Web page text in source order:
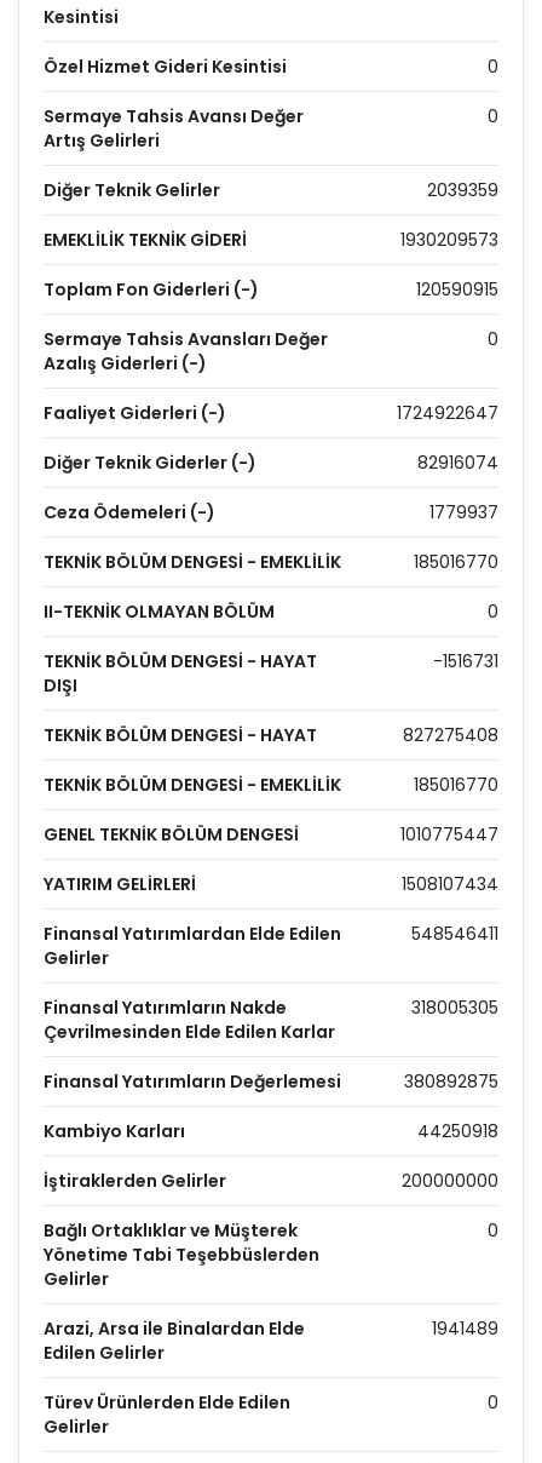
Kesintisi
Özel Hizmet Gideri Kesintisi 0
Sermaye Tahsis Avansı Değer
Artış Gelirleri
0
Diğer Teknik Gelirler 2039359
EMEKLİLİK TEKNİK GİDERİ 1930209573
Toplam Fon Giderleri (-) 120590915
Sermaye Tahsis Avansları Değer
Azalış Giderleri (-)
0
Faaliyet Giderleri (-) 1724922647
Diğer Teknik Giderler (-) 82916074
Ceza Ödemeleri (-) 1779937
TEKNİK BÖLÜM DENGESİ - EMEKLİLİK 185016770
II-TEKNİK OLMAYAN BÖLÜM 0
TEKNİK BÖLÜM DENGESİ - HAYAT
DIŞI
-1516731
TEKNİK BÖLÜM DENGESİ - HAYAT 827275408
TEKNİK BÖLÜM DENGESİ - EMEKLİLİK 185016770
GENEL TEKNİK BÖLÜM DENGESİ 1010775447
YATIRIM GELİRLERİ 1508107434
Finansal Yatırımlardan Elde Edilen
Gelirler
548546411
Finansal Yatırımların Nakde
Çevrilmesinden Elde Edilen Karlar
318005305
Finansal Yatırımların Değerlemesi 380892875
Kambiyo Karları 44250918
İştiraklerden Gelirler 200000000
Bağlı Ortaklıklar ve Müşterek
Yönetime Tabi Teşebbüslerden
Gelirler
0
Arazi, Arsa ile Binalardan Elde
Edilen Gelirler
1941489
Türev Ürünlerden Elde Edilen
Gelirler
0